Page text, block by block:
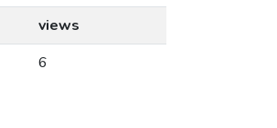
views
6